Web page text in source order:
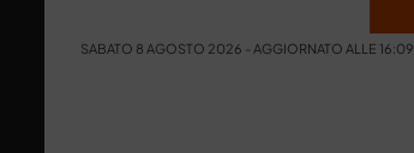
SABATO 8 AGOSTO 2026 - AGGIORNATO ALLE 16:09